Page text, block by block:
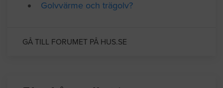
Relaterade forumtrådar
Golvvärme och trägolv?